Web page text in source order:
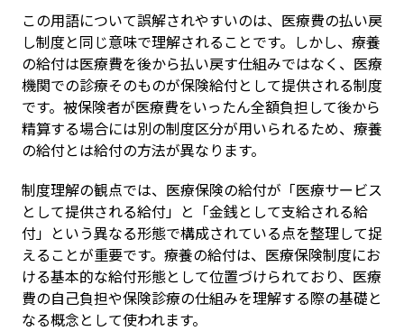
この用語について誤解されやすいのは、医療費の払い戻
し制度と同じ意味で理解されることです。しかし、療養
の給付は医療費を後から払い戻す仕組みではなく、医療
機関での診療そのものが保険給付として提供される制度
です。被保険者が医療費をいったん全額負担して後から
精算する場合には別の制度区分が用いられるため、療養
の給付とは給付の方法が異なります。
制度理解の観点では、医療保険の給付が「医療サービス
として提供される給付」と「金銭として支給される給
付」という異なる形態で構成されている点を整理して捉
えることが重要です。療養の給付は、医療保険制度にお
ける基本的な給付形態として位置づけられており、医療
費の自己負担や保険診療の仕組みを理解する際の基礎と
なる概念として使われます。